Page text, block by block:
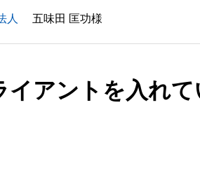
人 五味田 匡功様
アントを入れ